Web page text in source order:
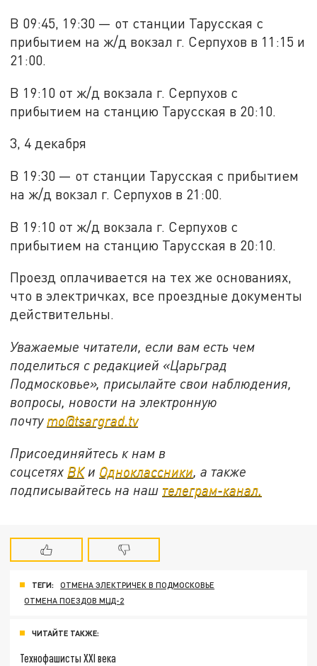
В 09:45, 19:30 — от станции Тарусская с
прибытием на ж/д вокзал г. Серпухов в 11:15 и
21:00.
В 19:10 от ж/д вокзала г. Серпухов с
прибытием на станцию Тарусская в 20:10.
3, 4 декабря
В 19:30 — от станции Тарусская с прибытием
на ж/д вокзал г. Серпухов в 21:00.
В 19:10 от ж/д вокзала г. Серпухов с
прибытием на станцию Тарусская в 20:10.
Проезд оплачивается на тех же основаниях,
что в электричках, все проездные документы
действительны.
Уважаемые читатели, если вам есть чем
поделиться с редакцией «Царьград
Подмосковье», присылайте свои наблюдения,
вопросы, новости на электронную
почту mo@tsargrad.tv
Присоединяйтесь к нам в
соцсетях ВКи Одноклассники, а также
подписывайтесь на наш телеграм-канал.
ТЕГИ:
ОТМЕНА ЭЛЕКТРИЧЕК В ПОДМОСКОВЬЕ
ОТМЕНА ПОЕЗДОВ МЦД-2
ЧИТАЙТЕ ТАКЖЕ:
Технофашисты XXI века